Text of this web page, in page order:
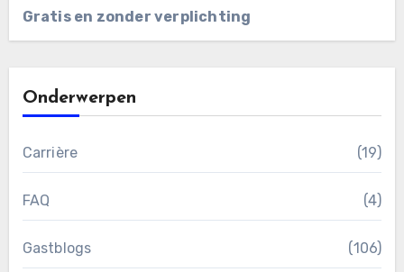
Gratis en zonder verplichting
Onderwerpen
Carrière (19)
FAQ (4)
Gastblogs (106)